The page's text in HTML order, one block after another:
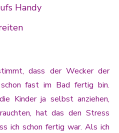
Handy
dass der Wecker der
fast im Bad fertig bin.
Kinder ja selbst anziehen,
hat das den Stress
ich schon fertig war. Als ich